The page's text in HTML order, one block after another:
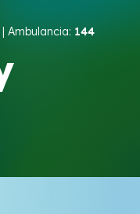
| Ambulancia: 144